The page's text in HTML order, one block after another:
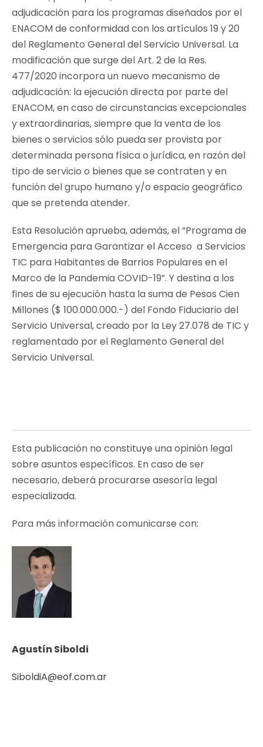
adjudicación para los programas diseñados por el
ENACOM de conformidad con los artículos 19 y 20
del Reglamento General del Servicio Universal. La
modificación que surge del Art. 2 de la Res.
477/2020 incorpora un nuevo mecanismo de
adjudicación: la ejecución directa por parte del
ENACOM, en caso de circunstancias excepcionales
y extraordinarias, siempre que la venta de los
bienes o servicios sólo pueda ser provista por
determinada persona física o jurídica, en razón del
tipo de servicio o bienes que se contraten y en
función del grupo humano y/o espacio geográfico
que se pretenda atender.
Esta Resolución aprueba, además, el “Programa de
Emergencia para Garantizar el Acceso a Servicios
TIC para Habitantes de Barrios Populares en el
Marco de la Pandemia COVID-19”. Y destina a los
fines de su ejecución hasta la suma de Pesos Cien
Millones ($ 100.000.000.-) del Fondo Fiduciario del
Servicio Universal, creado por la Ley 27.078 de TIC y
reglamentado por el Reglamento General del
Servicio Universal.
Esta publicación no constituye una opinión legal
sobre asuntos específicos. En caso de ser
necesario, deberá procurarse asesoría legal
especializada.
Para más información comunicarse con:
Agustín Siboldi
SiboldiA@eof.com.ar